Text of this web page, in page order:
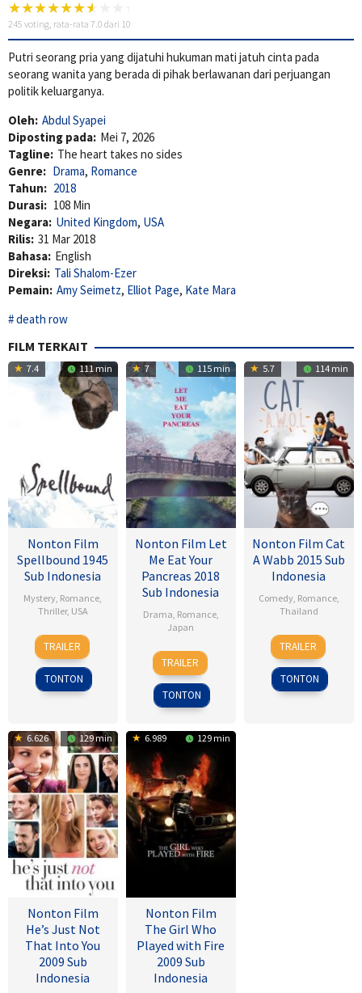
245 voting, rata-rata 7.0 dari 10
Putri seorang pria yang dijatuhi hukuman mati jatuh cinta pada
seorang wanita yang berada di pihak berlawanan dari perjuangan
politik keluarganya.
Oleh: Abdul Syapei
Diposting pada: Mei 7, 2026
Tagline: The heart takes no sides
Genre: Drama, Romance
Tahun: 2018
Durasi: 108 Min
Negara: United Kingdom, USA
Rilis: 31 Mar 2018
Bahasa: English
Direksi: Tali Shalom-Ezer
Pemain: Amy Seimetz, Elliot Page, Kate Mara
death row
FILM TERKAIT
7.4 111 min
Nonton Film
Spellbound 1945
Sub Indonesia
Mystery, Romance,
Thriller, USA
8
Nov
1945
Alfred
Hitchcock
TRAILER
TONTON
7 115 min
Nonton Film Let
Me Eat Your
Pancreas 2018
Sub Indonesia
Drama, Romance,
Japan
28
Jul
2017
Sho
Tsukikawa
TRAILER
TONTON
5.7 114 min
Nonton Film Cat
A Wabb 2015 Sub
Indonesia
Comedy, Romance,
Thailand
4
Mar
2015
Nareubadee
Wetchakam
TRAILER
TONTON
6.626 129 min
Nonton Film
He’s Just Not
That Into You
2009 Sub
Indonesia
6.989 129 min
Nonton Film
The Girl Who
Played with Fire
2009 Sub
Indonesia